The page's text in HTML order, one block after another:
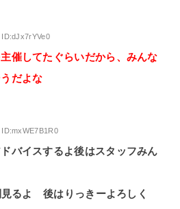
催してたぐらいだから、みんな
だよな
バイスするよ後はスタッフみん
るよ 後はりっきーよろしく